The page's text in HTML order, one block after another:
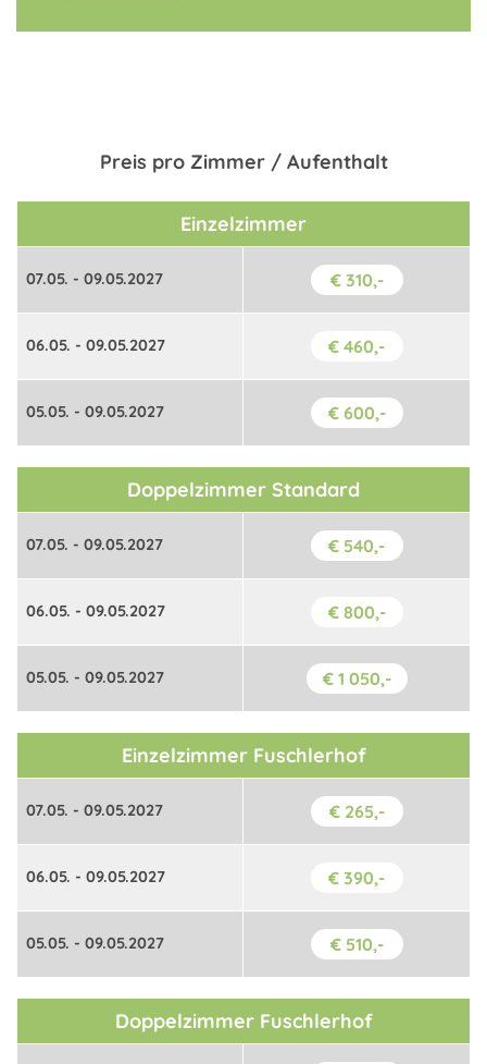
Preis pro Zimmer / Aufenthalt
Einzelzimmer
07.05. - 09.05.2027 € 310,-
06.05. - 09.05.2027 € 460,-
05.05. - 09.05.2027 € 600,-
Doppelzimmer Standard
07.05. - 09.05.2027 € 540,-
06.05. - 09.05.2027 € 800,-
05.05. - 09.05.2027 € 1 050,-
Einzelzimmer Fuschlerhof
07.05. - 09.05.2027 € 265,-
06.05. - 09.05.2027 € 390,-
05.05. - 09.05.2027 € 510,-
Doppelzimmer Fuschlerhof